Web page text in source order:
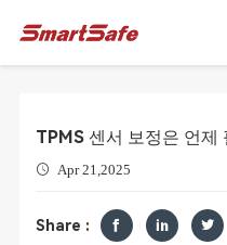
TPMS 센서 보정은 언제
Apr 21,2025
Share :